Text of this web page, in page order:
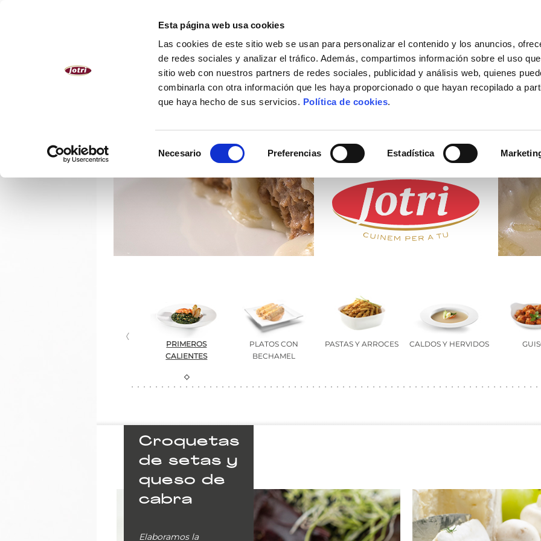
Esta página web usa cookies
Las cookies de este sitio web se usan para personalizar el contenido y los anuncios,
de redes sociales y analizar el tráfico. Además, compartimos información sobre el uso
sitio web con nuestros partners de redes sociales, publicidad y análisis web, quienes
combinarla con otra información que les haya proporcionado o que hayan recopilado a
que haya hecho de sus servicios. Política de cookies.
Necesario Preferencias Estadística
NOSOTROS PRODUCTOS ACTUALIDAD DÓNDE COMPRAR CONTACTO
PRODUCTOS
PRIMEROS
CALIENTES
PLATOS CON
BECHAMEL
PASTAS Y ARROCES CALDOS Y HERVIDOS
Croquetas
de setas y
queso de
cabra
Elaboramos la